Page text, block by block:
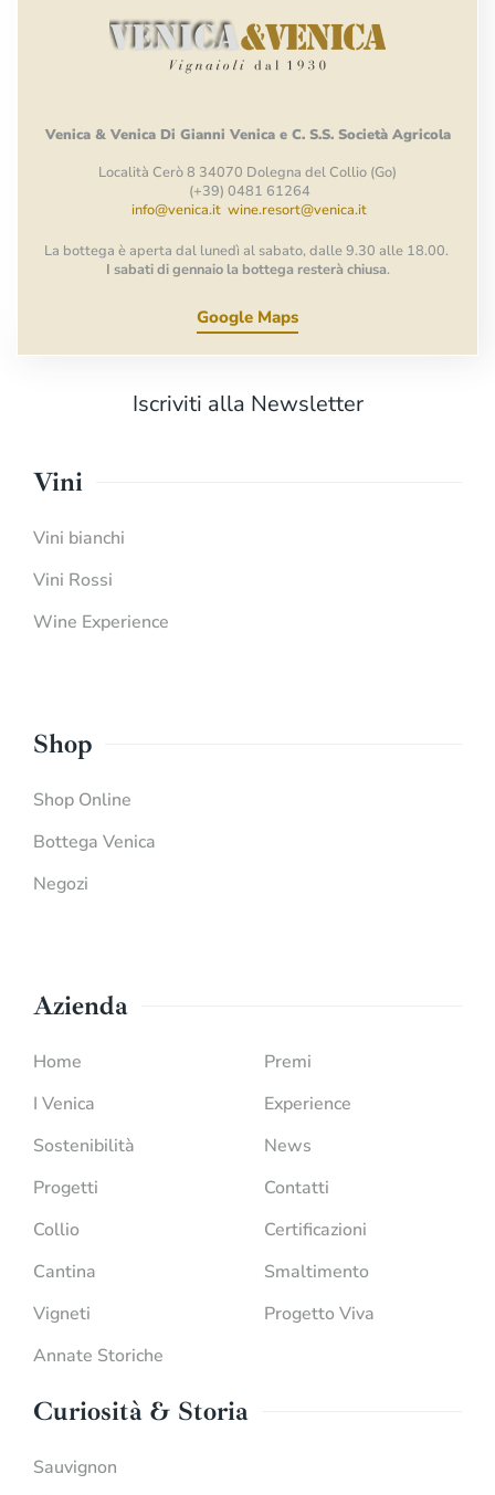
Venica & Venica Di Gianni Venica e C. S.S. Società Agricola
Località Cerò 8 34070 Dolegna del Collio (Go)
(+39) 0481 61264
info@venica.it wine.resort@venica.it
La bottega è aperta dal lunedì al sabato, dalle 9.30 alle 18.00.
I sabati di gennaio la bottega resterà chiusa.
Google Maps
Iscriviti alla Newsletter
Vini
Vini bianchi
Vini Rossi
Wine Experience
Shop
Shop Online
Bottega Venica
Negozi
Azienda
Home
I Venica
Sostenibilità
Progetti
Collio
Cantina
Vigneti
Annate Storiche
Premi
Experience
News
Contatti
Certificazioni
Smaltimento
Progetto Viva
Curiosità & Storia
Sauvignon